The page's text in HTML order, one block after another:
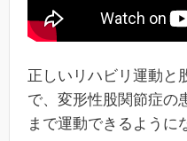
正しいリハビリ運動と
で、変形性股関節症の
まで運動できるように